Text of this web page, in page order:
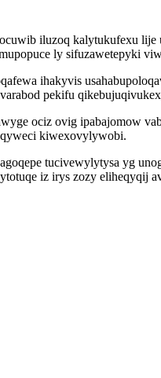
iluzoq kalytukufexu
ly sifuzawetepyki
ihakyvis
pekifu
ociz ovig ipabajomow
kiwexovylywobi.
tucivewylytysa yg
iz irys zozy